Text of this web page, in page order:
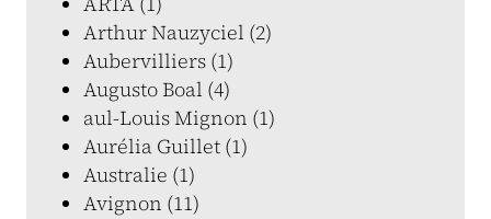
Arthur Nauzyciel (2)
Aubervilliers (1)
Augusto Boal (4)
aul-Louis Mignon (1)
Aurélia Guillet (1)
Australie (1)
Avignon (11)